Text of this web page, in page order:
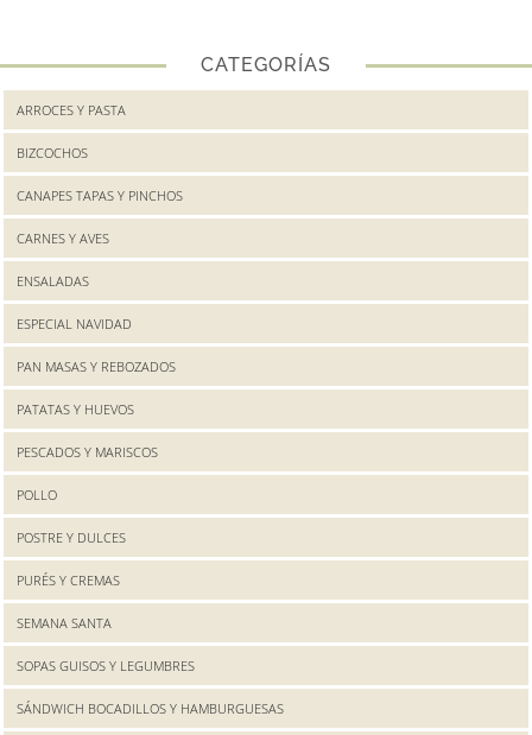
CATEGORÍAS
ARROCES Y PASTA
BIZCOCHOS
CANAPES TAPAS Y PINCHOS
CARNES Y AVES
ENSALADAS
ESPECIAL NAVIDAD
PAN MASAS Y REBOZADOS
PATATAS Y HUEVOS
PESCADOS Y MARISCOS
POLLO
POSTRE Y DULCES
PURÉS Y CREMAS
SEMANA SANTA
SOPAS GUISOS Y LEGUMBRES
SÁNDWICH BOCADILLOS Y HAMBURGUESAS